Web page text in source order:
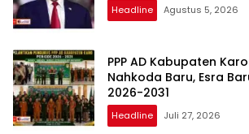
Headline Agustus 5, 2026
PPP AD Kabupaten
Nahkoda Baru, Esra
2026-2031
Headline Juli 27, 2026